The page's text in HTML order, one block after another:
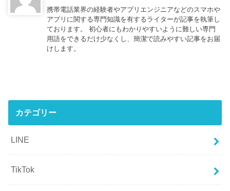
携帯電話業界の経験者やアプリエンジニアなどのスマホや
アプリに関する専門知識を有するライターが記事を執筆し
ております。 初心者にもわかりやすいように難しい専門
用語をできるだけ少なくし、簡潔で読みやすい記事をお届
けします。
カテゴリー
LINE
TikTok